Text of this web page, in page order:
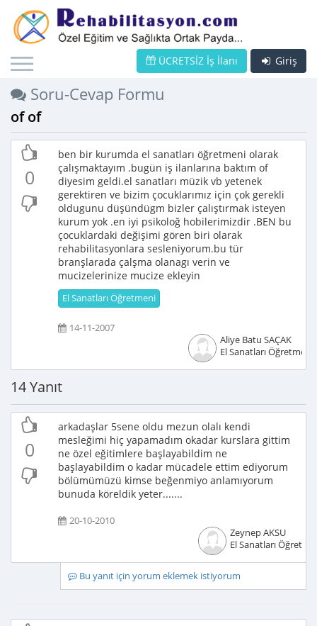
Giriş
ÜCRETSİZ İş İlanı
Soru-Cevap Formu
of of
0
ben bir kurumda el sanatları öğretmeni olarak
çalışmaktayım .bugün iş ilanlarına baktım of
diyesim geldi.el sanatları müzik vb yetenek
gerektiren ve bizim çocuklarımız için çok gerekli
oldugunu düşündügm bizler çalıştırmak isteyen
kurum yok .en iyi psikoloğ hobilerimizdir .BEN bu
çocuklardaki değişimi gören biri olarak
rehabilitasyonlara sesleniyorum.bu tür
branşlarada çalşma olanagı verin ve
mucizelerinize mucize ekleyin
El Sanatları Öğretmeni
14-11-2007
Aliye Batu SAÇAK
El Sanatları Öğretmeni
14 Yanıt
0
arkadaşlar 5sene oldu mezun olalı kendi
mesleğimi hiç yapamadım okadar kurslara gittim
ne özel eğitimlere başlayabildim ne
başlayabildim o kadar mücadele ettim ediyorum
bölümümüzü kimse beğenmiyo anlamıyorum
bunuda köreldik yeter.......
20-10-2010
Zeynep AKSU
El Sanatları
Bu yanıt için yorum eklemek istiyorum